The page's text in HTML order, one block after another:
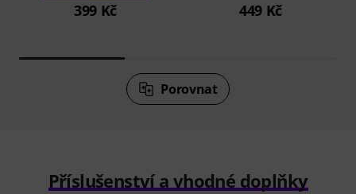
399 Kč 449 Kč
Porovnat
Příslušenství a vhodné doplňky